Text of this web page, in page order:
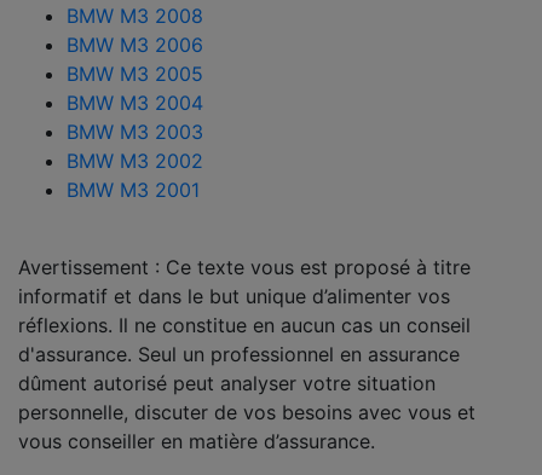
BMW M3 2008
BMW M3 2006
BMW M3 2005
BMW M3 2004
BMW M3 2003
BMW M3 2002
BMW M3 2001
Avertissement : Ce texte vous est proposé à titre
informatif et dans le but unique d’alimenter vos
réflexions. Il ne constitue en aucun cas un conseil
d'assurance. Seul un professionnel en assurance
dûment autorisé peut analyser votre situation
personnelle, discuter de vos besoins avec vous et
vous conseiller en matière d’assurance.